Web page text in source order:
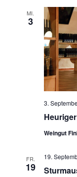
MI.
3
3.
Weingut
FR.
19
19.